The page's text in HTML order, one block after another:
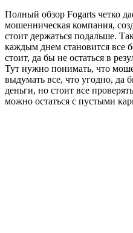
Полный обзор Fogarts четко
мошенническая компания,
стоит держаться подальше.
каждым днем становится все
стоит, да бы не остаться в
Тут нужно понимать, что
выдумать все, что угодно, да
деньги, но стоит все
можно остаться с пустыми